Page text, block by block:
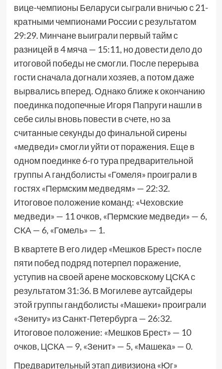
вице-чемпионы Беларуси сыграли вничью с 21-
кратными чемпионами России с результатом
29:29. Минчане выиграли первый тайм с
разницей в 4 мяча — 15:11, но довести дело до
итоговой победы не смогли. После перерыва
гости сначала догнали хозяев, а потом даже
вырвались вперед. Однако ближе к окончанию
поединка подопечные Игоря Папруги нашли в
себе силы вновь повести в счете, но за
считанные секунды до финальной сирены
«медведи» смогли уйти от поражения. Еще в
одном поединке 6-го тура предварительной
группы А гандболисты «Гомеля» проиграли в
гостях «Пермским медведям» — 22:32.
Итоговое положение команд: «Чеховские
медведи» — 11 очков, «Пермские медведи» — 6,
СКА — 6, «Гомель» — 1.
В квартете В его лидер «Мешков Брест» после
пяти побед подряд потерпел поражение,
уступив на своей арене московскому ЦСКА с
результатом 31:36. В Могилеве аутсайдеры
этой группы гандболисты «Машеки» проиграли
«Зениту» из Санкт-Петербурга — 26:32.
Итоговое положение: «Мешков Брест» — 10
очков, ЦСКА — 9, «Зенит» — 5, «Машека» — 0.
Предварительный этап дивизиона «Юг»